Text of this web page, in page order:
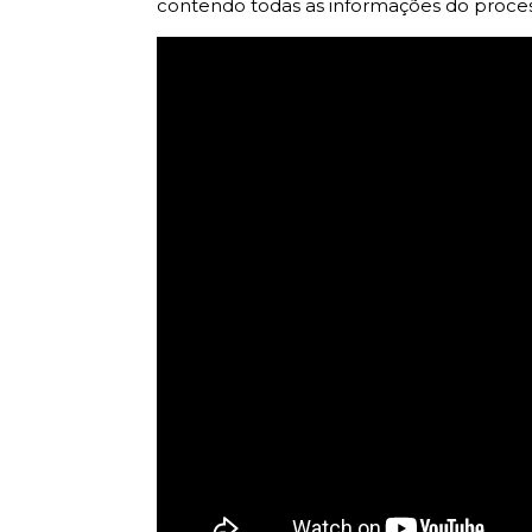
contendo todas as informações do